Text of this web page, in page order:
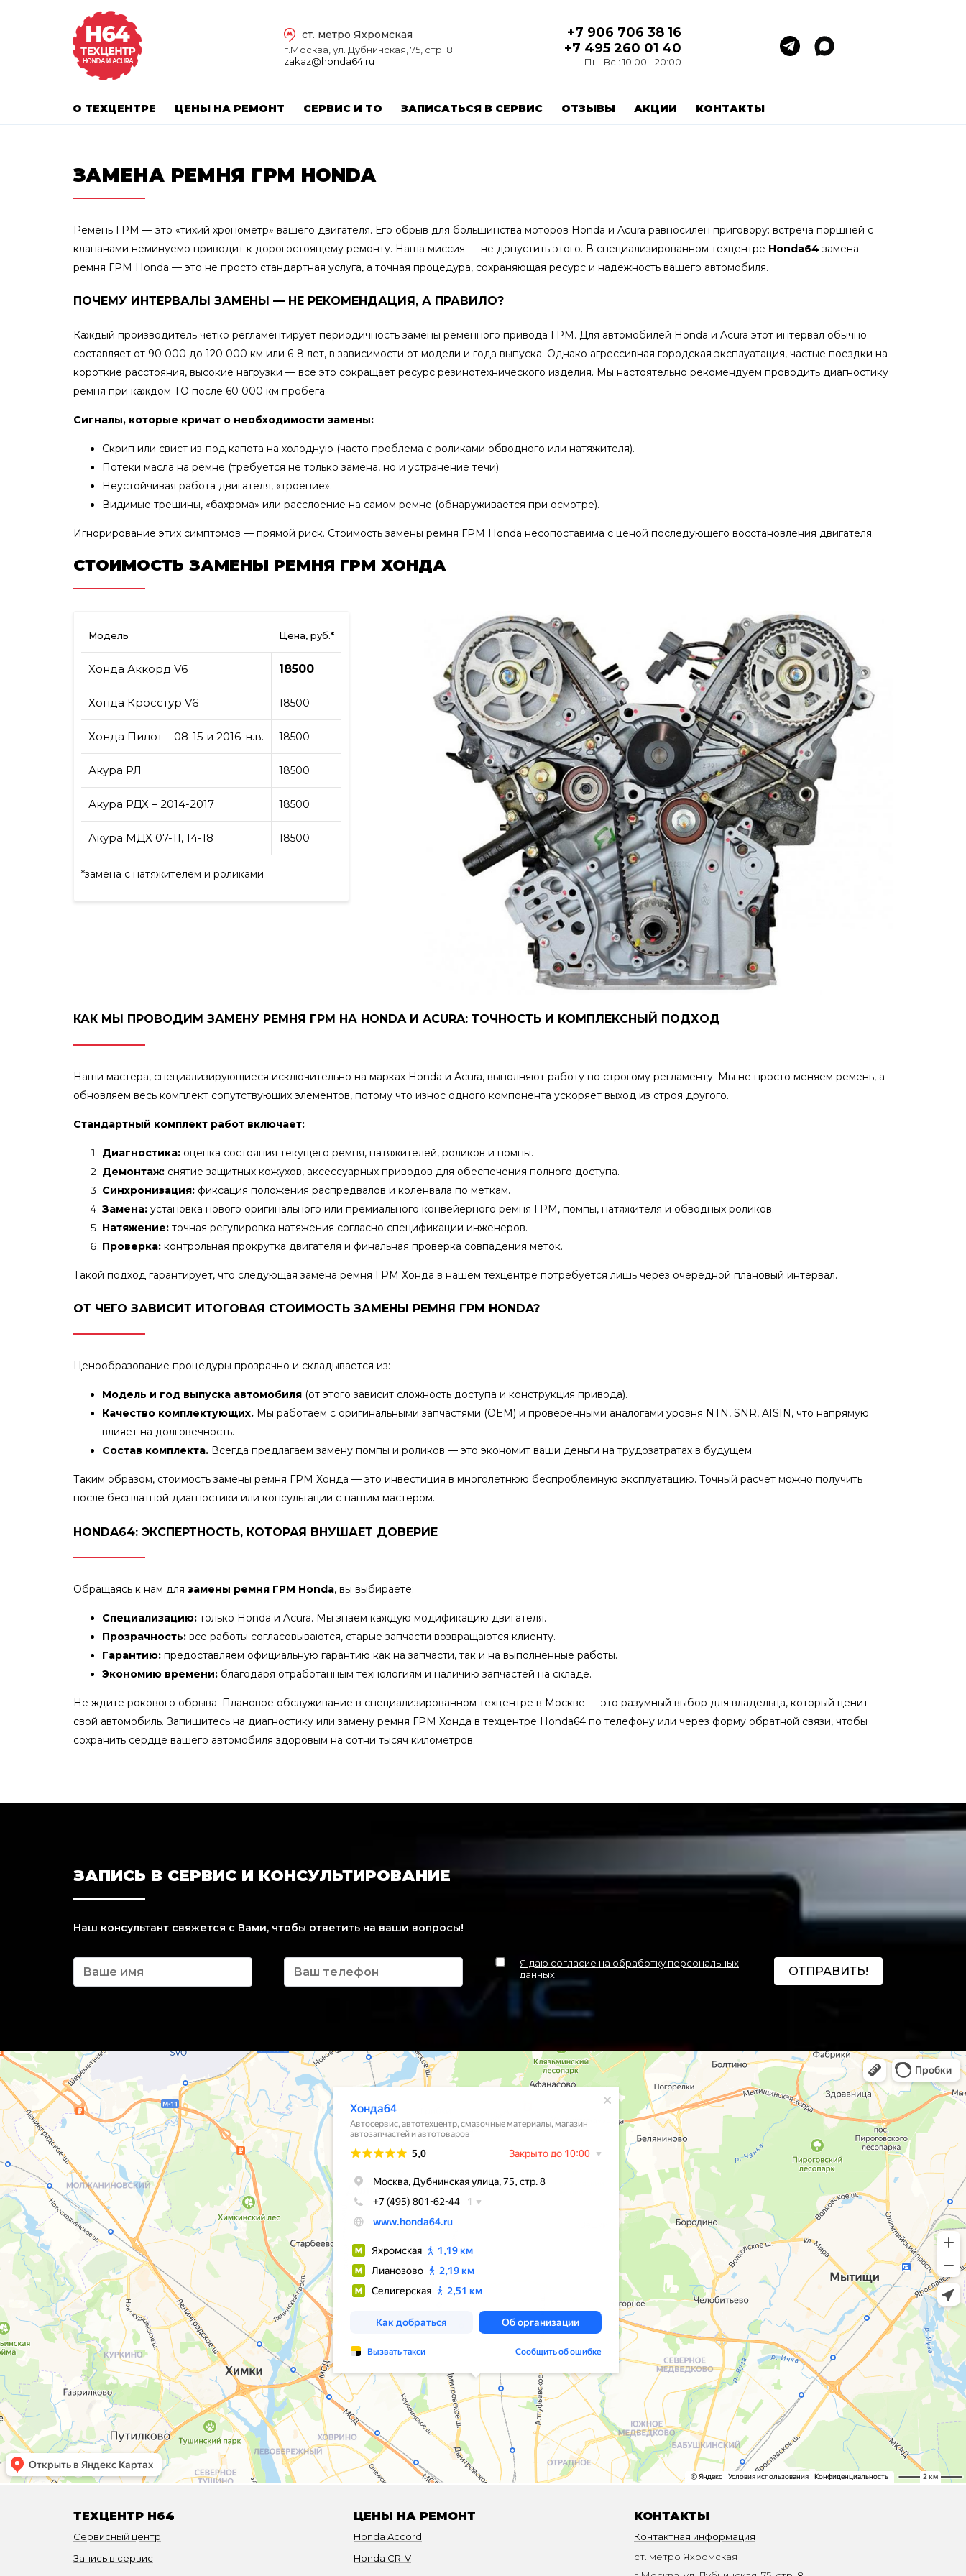
ст. метро Яхромская
г.Москва, ул. Дубнинская, 75, стр. 8
zakaz@honda64.ru
+7 906 706 38 16
+7 495 260 01 40
Пн.-Вс.: 10:00 - 20:00
О ТЕХЦЕНТРЕ ЦЕНЫ НА РЕМОНТ СЕРВИС И ТО ЗАПИСАТЬСЯ В СЕРВИС ОТЗЫВЫ АКЦИИ КОНТАКТЫ
ЗАМЕНА РЕМНЯ ГРМ HONDA
Ремень ГРМ — это «тихий хронометр» вашего двигателя. Его обрыв для большинства моторов Honda и Acura равносилен приговору: встреча поршней с
клапанами неминуемо приводит к дорогостоящему ремонту. Наша миссия — не допустить этого. В специализированном техцентре Honda64 замена
ремня ГРМ Honda — это не просто стандартная услуга, а точная процедура, сохраняющая ресурс и надежность вашего автомобиля.
ПОЧЕМУ ИНТЕРВАЛЫ ЗАМЕНЫ — НЕ РЕКОМЕНДАЦИЯ, А ПРАВИЛО?
Каждый производитель четко регламентирует периодичность замены ременного привода ГРМ. Для автомобилей Honda и Acura этот интервал обычно
составляет от 90 000 до 120 000 км или 6-8 лет, в зависимости от модели и года выпуска. Однако агрессивная городская эксплуатация, частые поездки на
короткие расстояния, высокие нагрузки — все это сокращает ресурс резинотехнического изделия. Мы настоятельно рекомендуем проводить диагностику
ремня при каждом ТО после 60 000 км пробега.
Сигналы, которые кричат о необходимости замены:
Скрип или свист из-под капота на холодную (часто проблема с роликами обводного или натяжителя).
Потеки масла на ремне (требуется не только замена, но и устранение течи).
Неустойчивая работа двигателя, «троение».
Видимые трещины, «бахрома» или расслоение на самом ремне (обнаруживается при осмотре).
Игнорирование этих симптомов — прямой риск. Стоимость замены ремня ГРМ Honda несопоставима с ценой последующего восстановления двигателя.
СТОИМОСТЬ ЗАМЕНЫ РЕМНЯ ГРМ ХОНДА
Модель Цена, руб.*
Хонда Аккорд V6 18500
Хонда Кросстур V6 18500
Хонда Пилот – 08-15 и 2016-н.в. 18500
Акура РЛ 18500
Акура РДХ – 2014-2017 18500
Акура МДХ 07-11, 14-18 18500
*замена с натяжителем и роликами
КАК МЫ ПРОВОДИМ ЗАМЕНУ РЕМНЯ ГРМ НА HONDA И ACURA: ТОЧНОСТЬ И КОМПЛЕКСНЫЙ ПОДХОД
Наши мастера, специализирующиеся исключительно на марках Honda и Acura, выполняют работу по строгому регламенту. Мы не просто меняем ремень, а
обновляем весь комплект сопутствующих элементов, потому что износ одного компонента ускоряет выход из строя другого.
Стандартный комплект работ включает:
Диагностика: оценка состояния текущего ремня, натяжителей, роликов и помпы.
Демонтаж: снятие защитных кожухов, аксессуарных приводов для обеспечения полного доступа.
Синхронизация: фиксация положения распредвалов и коленвала по меткам.
Замена: установка нового оригинального или премиального конвейерного ремня ГРМ, помпы, натяжителя и обводных роликов.
Натяжение: точная регулировка натяжения согласно спецификации инженеров.
Проверка: контрольная прокрутка двигателя и финальная проверка совпадения меток.
Такой подход гарантирует, что следующая замена ремня ГРМ Хонда в нашем техцентре потребуется лишь через очередной плановый интервал.
ОТ ЧЕГО ЗАВИСИТ ИТОГОВАЯ СТОИМОСТЬ ЗАМЕНЫ РЕМНЯ ГРМ HONDA?
Ценообразование процедуры прозрачно и складывается из:
Модель и год выпуска автомобиля (от этого зависит сложность доступа и конструкция привода).
Качество комплектующих. Мы работаем с оригинальными запчастями (OEM) и проверенными аналогами уровня NTN, SNR, AISIN, что напрямую
влияет на долговечность.
Состав комплекта. Всегда предлагаем замену помпы и роликов — это экономит ваши деньги на трудозатратах в будущем.
Таким образом, стоимость замены ремня ГРМ Хонда — это инвестиция в многолетнюю беспроблемную эксплуатацию. Точный расчет можно получить
после бесплатной диагностики или консультации с нашим мастером.
HONDA64: ЭКСПЕРТНОСТЬ, КОТОРАЯ ВНУШАЕТ ДОВЕРИЕ
Обращаясь к нам для замены ремня ГРМ Honda, вы выбираете:
Специализацию: только Honda и Acura. Мы знаем каждую модификацию двигателя.
Прозрачность: все работы согласовываются, старые запчасти возвращаются клиенту.
Гарантию: предоставляем официальную гарантию как на запчасти, так и на выполненные работы.
Экономию времени: благодаря отработанным технологиям и наличию запчастей на складе.
Не ждите рокового обрыва. Плановое обслуживание в специализированном техцентре в Москве — это разумный выбор для владельца, который ценит
свой автомобиль. Запишитесь на диагностику или замену ремня ГРМ Хонда в техцентре Honda64 по телефону или через форму обратной связи, чтобы
сохранить сердце вашего автомобиля здоровым на сотни тысяч километров.
ЗАПИСЬ В СЕРВИС И КОНСУЛЬТИРОВАНИЕ
Наш консультант свяжется с Вами, чтобы ответить на ваши вопросы!
Я даю согласие на обработку персональных
данных
ТЕХЦЕНТР H64
Сервисный центр
Запись в сервис
ЦЕНЫ НА РЕМОНТ
Honda Accord
Honda CR-V
КОНТАКТЫ
Контактная информация
ст. метро Яхромская